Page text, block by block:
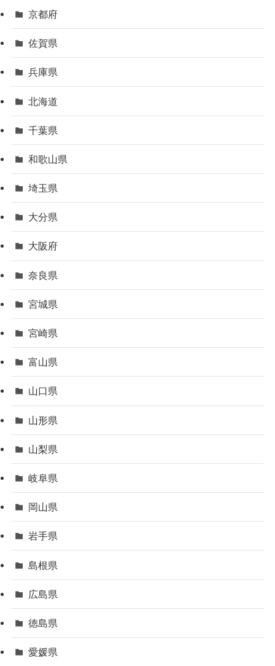
京都府
佐賀県
兵庫県
北海道
千葉県
和歌山県
埼玉県
大分県
大阪府
奈良県
宮城県
宮崎県
富山県
山口県
山形県
山梨県
岐阜県
岡山県
岩手県
島根県
広島県
徳島県
愛媛県